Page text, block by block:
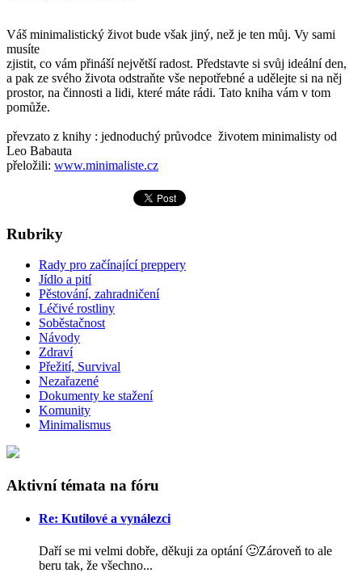
Váš minimalistický život bude však jiný, než je ten můj. Vy sami
musíte
zjistit, co vám přináší největší radost. Představte si svůj ideální den,
a pak ze svého života odstraňte vše nepotřebné a udělejte si na něj
prostor, na činnosti a lidi, které máte rádi. Tato kniha vám v tom
pomůže.
převzato z knihy : jednoduchý průvodce životem minimalisty od
Leo Babauta
přeložili: www.minimaliste.cz
Rubriky
Rady pro začínající preppery
Jídlo a pití
Pěstování, zahradničení
Léčivé rostliny
Soběstačnost
Návody
Zdraví
Přežití, Survival
Nezařazené
Dokumenty ke stažení
Komunity
Minimalismus
Aktivní témata na fóru
Re: Kutilové a vynálezci
Daří se mi velmi dobře, děkuji za optání 🙂Zároveň to ale
beru tak, že všechno...